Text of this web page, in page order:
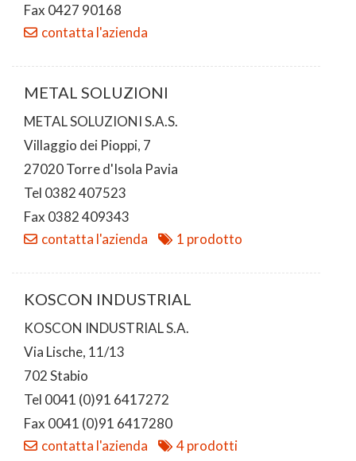
Fax 0427 90168
contatta l'azienda
METAL SOLUZIONI
METAL SOLUZIONI S.A.S.
Villaggio dei Pioppi, 7
27020 Torre d'Isola Pavia
Tel 0382 407523
Fax 0382 409343
contatta l'azienda
1 prodotto
KOSCON INDUSTRIAL
KOSCON INDUSTRIAL S.A.
Via Lische, 11/13
702 Stabio
Tel 0041 (0)91 6417272
Fax 0041 (0)91 6417280
contatta l'azienda
4 prodotti